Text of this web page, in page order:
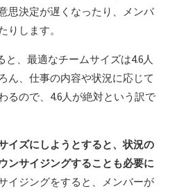
思決定が遅くなったり、メンバ
りします。
と、最適なチームサイズは4.6人
ん、仕事の内容や状況に応じて
るので、4.6人が絶対という訳で
イズにしようとすると、状況の
ンサイジングすることも必要に
イジングをすると、メンバーが